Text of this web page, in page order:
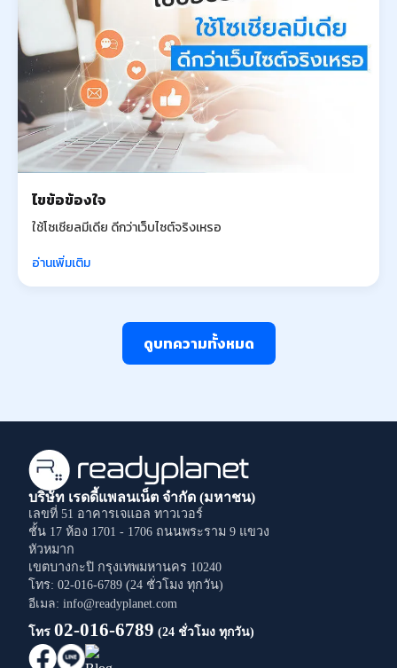
ไขข้อข้องใจ
ใช้โซเชียลมีเดีย ดีกว่าเว็บไซต์จริงเหรอ
อ่านเพิ่มเติม
ดูบทความทั้งหมด
บริษัท เรดดี้แพลนเน็ต จำกัด (มหาชน)
เลขที่ 51 อาคารเจแอล ทาวเวอร์
ชั้น 17 ห้อง 1701 - 1706 ถนนพระราม 9 แขวง
หัวหมาก
เขตบางกะปิ กรุงเทพมหานคร 10240
โทร: 02-016-6789 (24 ชั่วโมง ทุกวัน)
อีเมล: info@readyplanet.com
โทร 02-016-6789 (24 ชั่วโมง ทุกวัน)